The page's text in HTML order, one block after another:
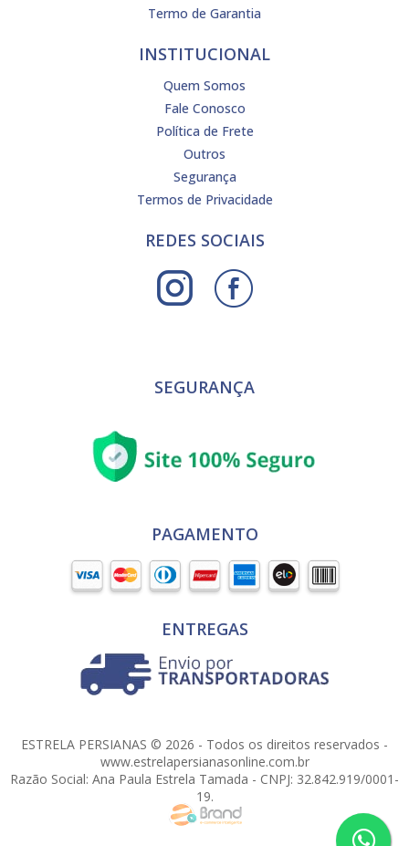
Termo de Garantia
INSTITUCIONAL
Quem Somos
Fale Conosco
Política de Frete
Outros
Segurança
Termos de Privacidade
REDES SOCIAIS
SEGURANÇA
PAGAMENTO
ENTREGAS
ESTRELA PERSIANAS © 2026 - Todos os direitos reservados -
www.estrelapersianasonline.com.br
Razão Social: Ana Paula Estrela Tamada - CNPJ: 32.842.919/0001-
19.